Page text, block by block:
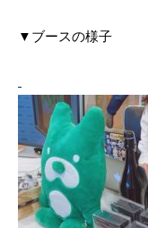
▼ブースの様子